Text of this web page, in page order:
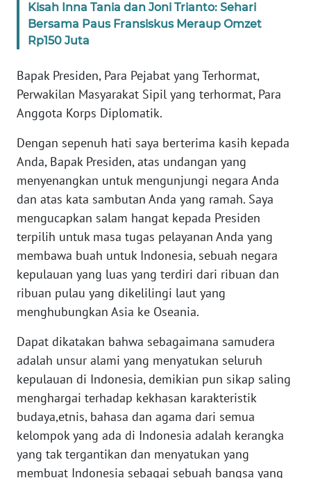
Kisah Inna Tania dan Joni Trianto: Sehari
Bersama Paus Fransiskus Meraup Omzet
Rp150 Juta
Bapak Presiden, Para Pejabat yang Terhormat,
Perwakilan Masyarakat Sipil yang terhormat, Para
Anggota Korps Diplomatik.
Dengan sepenuh hati saya berterima kasih kepada
Anda, Bapak Presiden, atas undangan yang
menyenangkan untuk mengunjungi negara Anda
dan atas kata sambutan Anda yang ramah. Saya
mengucapkan salam hangat kepada Presiden
terpilih untuk masa tugas pelayanan Anda yang
membawa buah untuk Indonesia, sebuah negara
kepulauan yang luas yang terdiri dari ribuan dan
ribuan pulau yang dikelilingi laut yang
menghubungkan Asia ke Oseania.
Dapat dikatakan bahwa sebagaimana samudera
adalah unsur alami yang menyatukan seluruh
kepulauan di Indonesia, demikian pun sikap saling
menghargai terhadap kekhasan karakteristik
budaya,etnis, bahasa dan agama dari semua
kelompok yang ada di Indonesia adalah kerangka
yang tak tergantikan dan menyatukan yang
membuat Indonesia sebagai sebuah bangsa yang
TENTANG
KAMI
MEDIA
SIBER
KARIR
DISCLAIMER
Wahana
News
WN
SUMUT
WN
JAKARTA
WN
JABAR
WN
BANTEN